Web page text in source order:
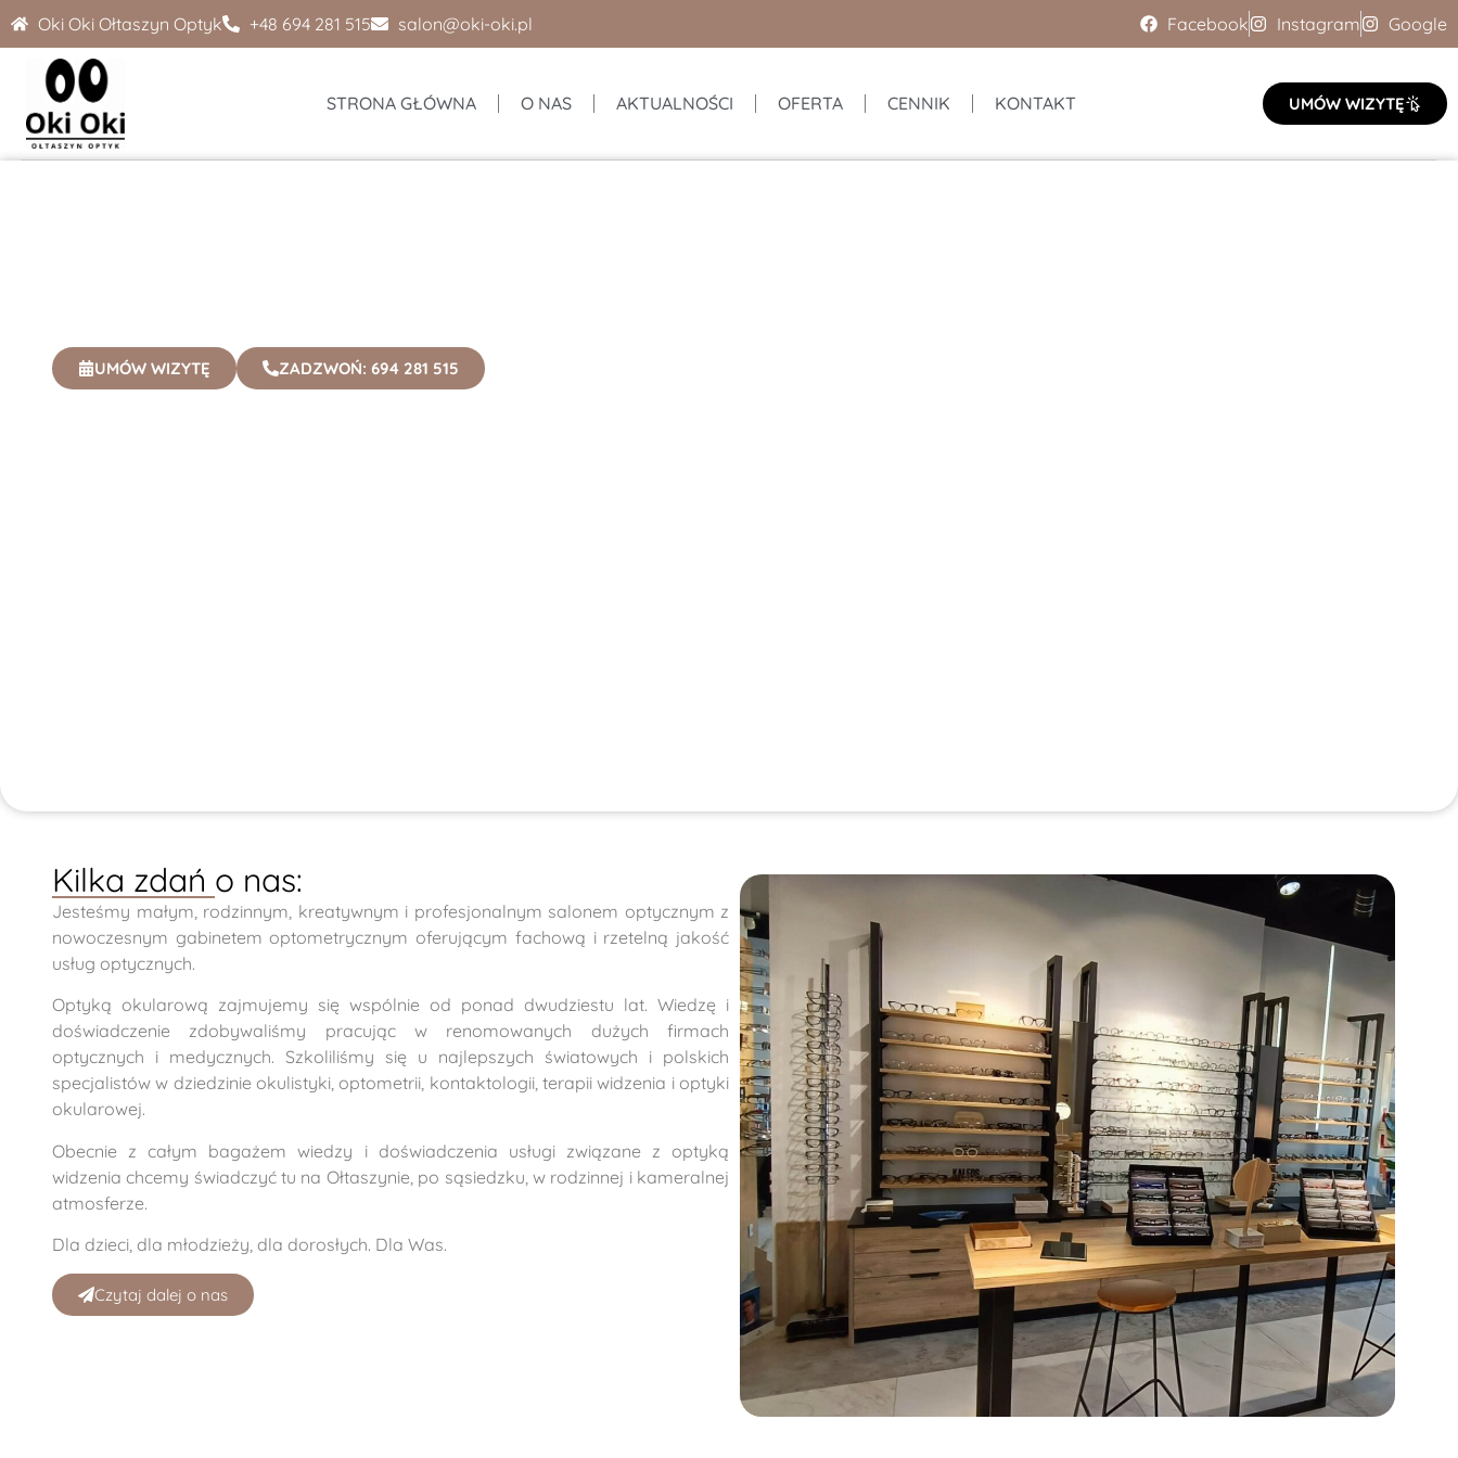
Oki Oki Ołtaszyn Optyk +48 694 281 515 salon@oki-oki.pl Facebook Instagram Google
STRONA GŁÓWNA O NAS AKTUALNOŚCI OFERTA CENNIK KONTAKT UMÓW WIZYTĘ
UMÓW WIZYTĘ ZADZWOŃ: 694 281 515
Kilka zdań o nas:
Jesteśmy małym, rodzinnym, kreatywnym i profesjonalnym salonem optycznym z
nowoczesnym gabinetem optometrycznym oferującym fachową i rzetelną jakość
usług optycznych.
Optyką okularową zajmujemy się wspólnie od ponad dwudziestu lat. Wiedzę i
doświadczenie zdobywaliśmy pracując w renomowanych dużych firmach
optycznych i medycznych. Szkoliliśmy się u najlepszych światowych i polskich
specjalistów w dziedzinie okulistyki, optometrii, kontaktologii, terapii widzenia i optyki
okularowej.
Obecnie z całym bagażem wiedzy i doświadczenia usługi związane z optyką
widzenia chcemy świadczyć tu na Ołtaszynie, po sąsiedzku, w rodzinnej i kameralnej
atmosferze.
Dla dzieci, dla młodzieży, dla dorosłych. Dla Was.
Czytaj dalej o nas